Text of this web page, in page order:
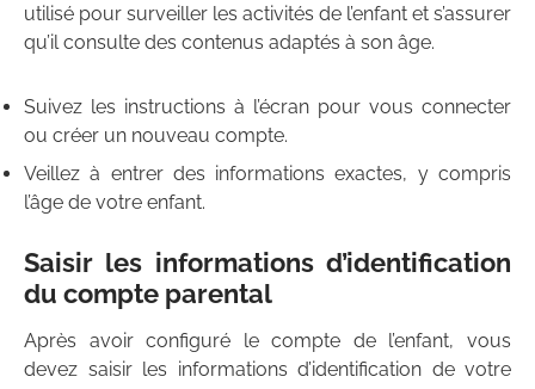
utilisé pour surveiller les activités de l’enfant et s’assurer
qu’il consulte des contenus adaptés à son âge.
Suivez les instructions à l’écran pour vous connecter
ou créer un nouveau compte.
Veillez à entrer des informations exactes, y compris
l’âge de votre enfant.
Saisir les informations d’identification
du compte parental
Après avoir configuré le compte de l’enfant, vous
devez saisir les informations d’identification de votre